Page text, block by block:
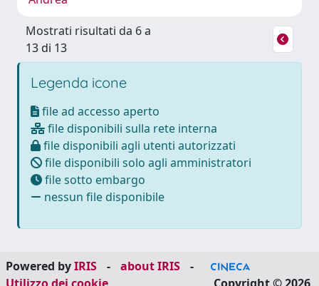
Mostrati risultati da 6 a
13 di 13
Legenda icone
file ad accesso aperto
file disponibili sulla rete interna
file disponibili agli utenti autorizzati
file disponibili solo agli amministratori
file sotto embargo
nessun file disponibile
Powered byIRIS - about IRIS
-